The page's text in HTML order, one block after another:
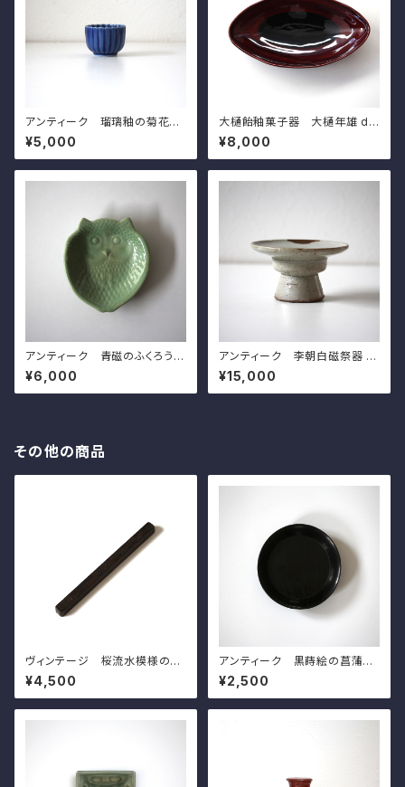
アンティーク 瑠璃釉の菊花形
猪口 d4.8cm Antique Jap
anese Dark Blue Glazed C
hrysanthemum Shaped Cu
¥5,000
大樋飴釉菓子器 大樋年雄 d2
5.5cm Japanese Contem
porary Ohi Brown Glazed B
owl, by Ohi Toshio
¥8,000
アンティーク 青磁のふくろう形
皿 d17.9cm Japanese Ant
ique Celadon Owl Shaped
Dish
¥6,000
アンティーク 李朝白磁祭器 d1
2.3cm Antique Korean W
hite Porcelain Stand Foote
d Ritual Vessel
¥15,000
その他の商品
ヴィンテージ 桜流水模様の文
鎮 l20.0cm Vintage Japan
ese Mteal Paperweight, C
arved Design of Sakura Ch
¥4,500
アンティーク 黒蒔絵の菖蒲模
様の小皿（その８）d11.6cm A
ntique Japanese Lacquere
d Wooden Small Dish, Iris
¥2,500